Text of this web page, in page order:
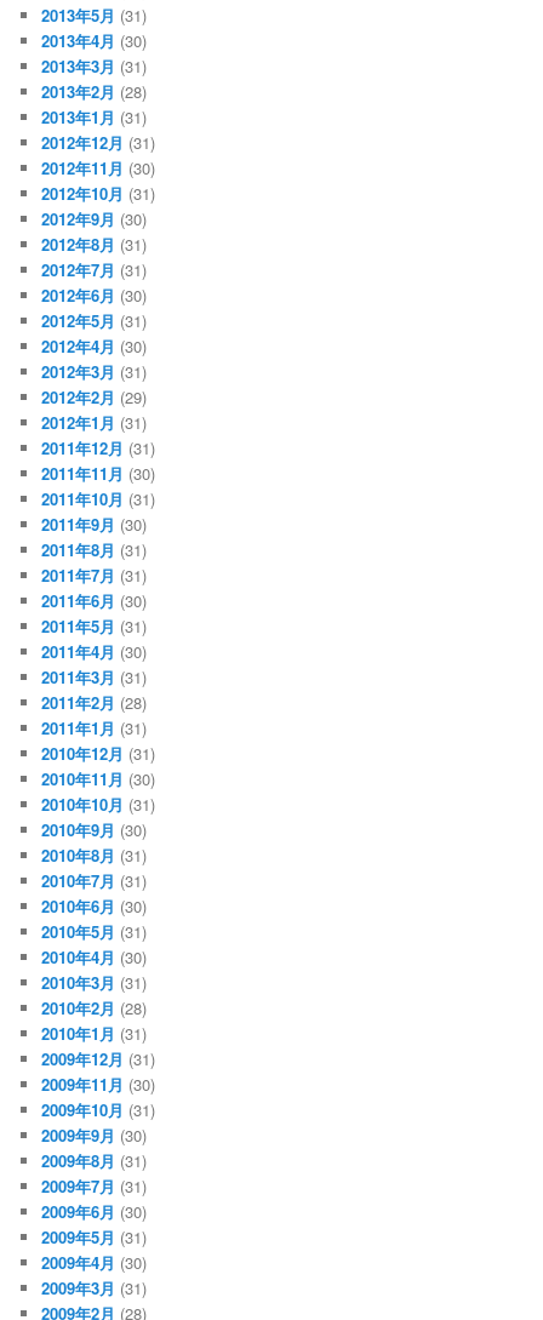
2013年5月 (31)
2013年4月 (30)
2013年3月 (31)
2013年2月 (28)
2013年1月 (31)
2012年12月 (31)
2012年11月 (30)
2012年10月 (31)
2012年9月 (30)
2012年8月 (31)
2012年7月 (31)
2012年6月 (30)
2012年5月 (31)
2012年4月 (30)
2012年3月 (31)
2012年2月 (29)
2012年1月 (31)
2011年12月 (31)
2011年11月 (30)
2011年10月 (31)
2011年9月 (30)
2011年8月 (31)
2011年7月 (31)
2011年6月 (30)
2011年5月 (31)
2011年4月 (30)
2011年3月 (31)
2011年2月 (28)
2011年1月 (31)
2010年12月 (31)
2010年11月 (30)
2010年10月 (31)
2010年9月 (30)
2010年8月 (31)
2010年7月 (31)
2010年6月 (30)
2010年5月 (31)
2010年4月 (30)
2010年3月 (31)
2010年2月 (28)
2010年1月 (31)
2009年12月 (31)
2009年11月 (30)
2009年10月 (31)
2009年9月 (30)
2009年8月 (31)
2009年7月 (31)
2009年6月 (30)
2009年5月 (31)
2009年4月 (30)
2009年3月 (31)
2009年2月 (28)